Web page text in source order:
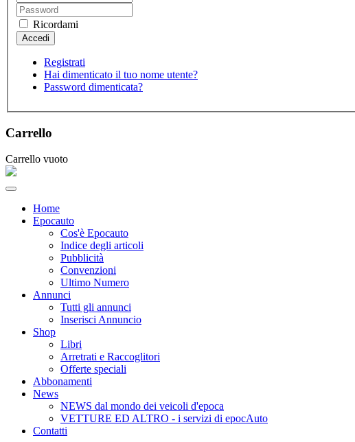
Ricordami
Registrati
Hai dimenticato il tuo nome utente?
Password dimenticata?
Carrello
Carrello vuoto
Home
Epocauto
Cos'è Epocauto
Indice degli articoli
Pubblicità
Convenzioni
Ultimo Numero
Annunci
Tutti gli annunci
Inserisci Annuncio
Shop
Libri
Arretrati e Raccoglitori
Offerte speciali
Abbonamenti
News
NEWS dal mondo dei veicoli d'epoca
VETTURE ED ALTRO - i servizi di epocAuto
Contatti